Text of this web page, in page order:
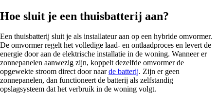
Hoe sluit je een thuisbatterij aan?
Een thuisbatterij sluit je als installateur aan op een hybride omvormer.
De omvormer regelt het volledige laad- en ontlaadproces en levert de
energie door aan de elektrische installatie in de woning. Wanneer er
zonnepanelen aanwezig zijn, koppelt dezelfde omvormer de
opgewekte stroom direct door naarde batterij. Zijn er geen
zonnepanelen, dan functioneert de batterij als zelfstandig
opslagsysteem dat het verbruik in de woning volgt.